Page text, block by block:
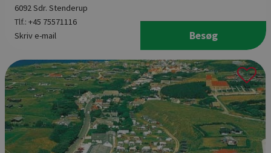
6092 Sdr. Stenderup
Tlf.: +45 75571116
Skriv e-mail
Besøg